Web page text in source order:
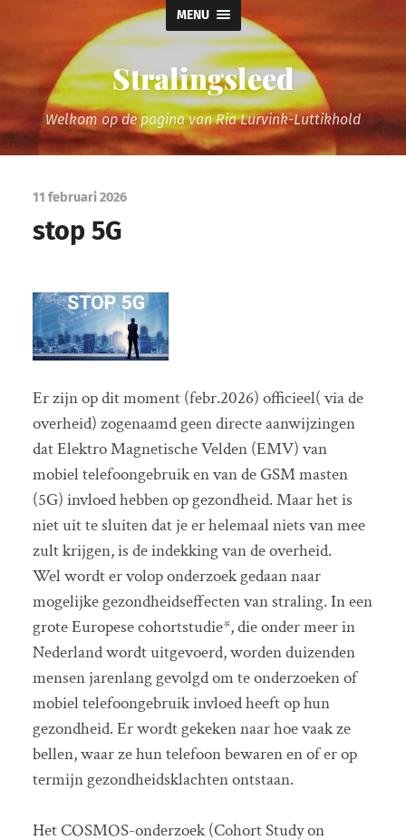
MENU
Stralingsleed
Welkom op de pagina van Ria Lurvink-Luttikhold
11 februari 2026
stop 5G
Er zijn op dit moment (febr.2026) officieel( via de
overheid) zogenaamd geen directe aanwijzingen
dat Elektro Magnetische Velden (EMV) van
mobiel telefoongebruik en van de GSM masten
(5G) invloed hebben op gezondheid. Maar het is
niet uit te sluiten dat je er helemaal niets van mee
zult krijgen, is de indekking van de overheid.
Wel wordt er volop onderzoek gedaan naar
mogelijke gezondheidseffecten van straling. In een
grote Europese cohortstudie*, die onder meer in
Nederland wordt uitgevoerd, worden duizenden
mensen jarenlang gevolgd om te onderzoeken of
mobiel telefoongebruik invloed heeft op hun
gezondheid. Er wordt gekeken naar hoe vaak ze
bellen, waar ze hun telefoon bewaren en of er op
termijn gezondheidsklachten ontstaan.
Het COSMOS-onderzoek (Cohort Study on